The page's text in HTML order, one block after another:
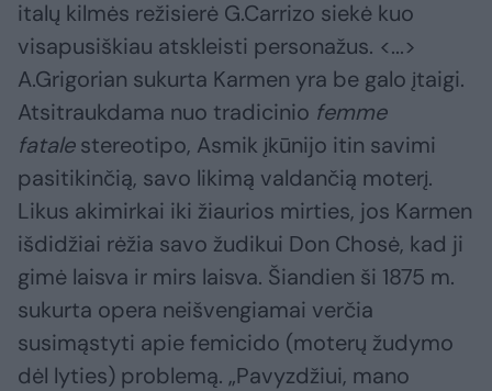
italų kilmės režisierė G.Carrizo siekė kuo
visapusiškiau atskleisti personažus. <...>
A.Grigorian sukurta Karmen yra be galo įtaigi.
Atsitraukdama nuo tradicinio femme
fatalestereotipo, Asmik įkūnijo itin savimi
pasitikinčią, savo likimą valdančią moterį.
Likus akimirkai iki žiaurios mirties, jos Karmen
išdidžiai rėžia savo žudikui Don Chosė, kad ji
gimė laisva ir mirs laisva. Šiandien ši 1875 m.
sukurta opera neišvengiamai verčia
susimąstyti apie femicido (moterų žudymo
dėl lyties) problemą. „Pavyzdžiui, mano